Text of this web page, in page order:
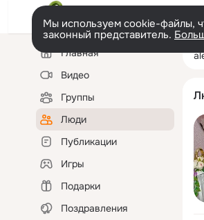
Мы используем cookie-файлы,
законный представитель.
Левая
колонкаГлавная
Видео
Группы
Люди
Публикации
Игры
Подарки
Поздравления